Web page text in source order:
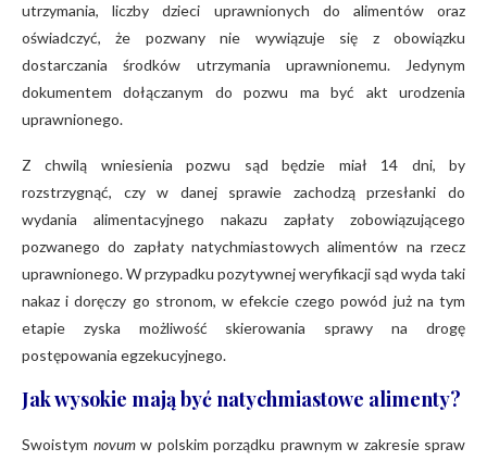
utrzymania, liczby dzieci uprawnionych do alimentów oraz
oświadczyć, że pozwany nie wywiązuje się z obowiązku
dostarczania środków utrzymania uprawnionemu. Jedynym
dokumentem dołączanym do pozwu ma być akt urodzenia
uprawnionego.
Z chwilą wniesienia pozwu sąd będzie miał 14 dni, by
rozstrzygnąć, czy w danej sprawie zachodzą przesłanki do
wydania alimentacyjnego nakazu zapłaty zobowiązującego
pozwanego do zapłaty natychmiastowych alimentów na rzecz
uprawnionego. W przypadku pozytywnej weryfikacji sąd wyda taki
nakaz i doręczy go stronom, w efekcie czego powód już na tym
etapie zyska możliwość skierowania sprawy na drogę
postępowania egzekucyjnego.
Jak wysokie mają być natychmiastowe alimenty?
Swoistym novumw polskim porządku prawnym w zakresie spraw